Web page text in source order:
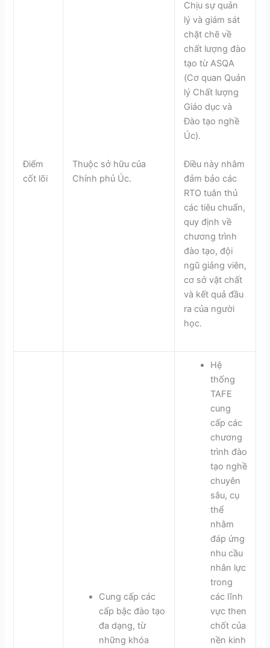
Điểm
cốt lõi
Thuộc sở hữu của
Chính phủ Úc.
Chịu sự quản
lý và giám sát
chặt chẽ về
chất lượng đào
tạo từ ASQA
(Cơ quan Quản
lý Chất lượng
Giáo dục và
Đào tạo nghề
Úc).
Điều này nhằm
đảm bảo các
RTO tuân thủ
các tiêu chuẩn,
quy định về
chương trình
đào tạo, đội
ngũ giảng viên,
cơ sở vật chất
và kết quả đầu
ra của người
học.
Cung cấp các
cấp bậc đào tạo
đa dạng, từ
những khóa
Hệ
thống
TAFE
cung
cấp các
chương
trình đào
tạo nghề
chuyên
sâu, cụ
thể
nhằm
đáp ứng
nhu cầu
nhân lực
trong
các lĩnh
vực then
chốt của
nền kinh